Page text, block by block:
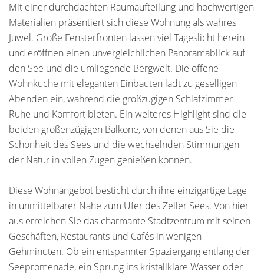
Mit einer durchdachten Raumaufteilung und hochwertigen
Materialien präsentiert sich diese Wohnung als wahres
Juwel. Große Fensterfronten lassen viel Tageslicht herein
und eröffnen einen unvergleichlichen Panoramablick auf
den See und die umliegende Bergwelt. Die offene
Wohnküche mit eleganten Einbauten lädt zu geselligen
Abenden ein, während die großzügigen Schlafzimmer
Ruhe und Komfort bieten. Ein weiteres Highlight sind die
beiden großenzügigen Balkone, von denen aus Sie die
Schönheit des Sees und die wechselnden Stimmungen
der Natur in vollen Zügen genießen können.
Diese Wohnangebot besticht durch ihre einzigartige Lage
in unmittelbarer Nähe zum Ufer des Zeller Sees. Von hier
aus erreichen Sie das charmante Stadtzentrum mit seinen
Geschäften, Restaurants und Cafés in wenigen
Gehminuten. Ob ein entspannter Spaziergang entlang der
Seepromenade, ein Sprung ins kristallklare Wasser oder